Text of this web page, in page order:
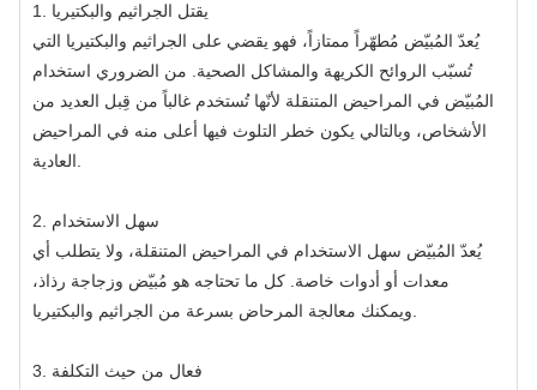
1. يقتل الجراثيم والبكتيريا
يُعدّ المُبيّض مُطهّراً ممتازاً، فهو يقضي على الجراثيم والبكتيريا التي
تُسبّب الروائح الكريهة والمشاكل الصحية. من الضروري استخدام
المُبيّض في المراحيض المتنقلة لأنّها تُستخدم غالباً من قِبل العديد من
الأشخاص، وبالتالي يكون خطر التلوث فيها أعلى منه في المراحيض
2. سهل الاستخدام
يُعدّ المُبيّض سهل الاستخدام في المراحيض المتنقلة، ولا يتطلب أي
معدات أو أدوات خاصة. كل ما تحتاجه هو مُبيّض وزجاجة رذاذ،
3. فعال من حيث التكلفة